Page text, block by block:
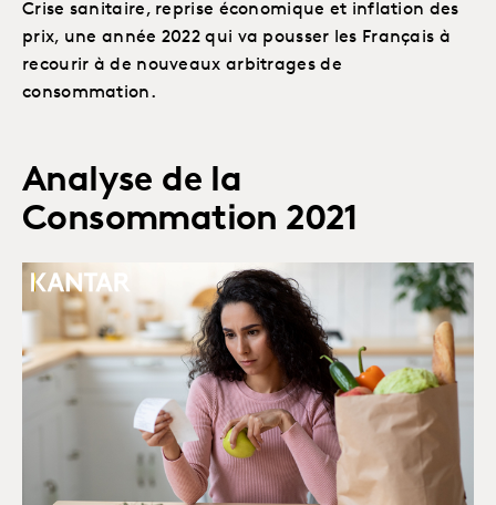
Crise sanitaire, reprise économique et inflation des
prix, une année 2022 qui va pousser les Français à
recourir à de nouveaux arbitrages de
consommation.
Analyse de la
Consommation 2021